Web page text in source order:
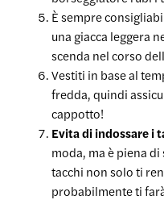
È sempre
una giacca leggera
scenda nel corso
Vestiti in base al
fredda, quindi
cappotto!
Evita di indossare i
moda, ma è piena
tacchi non solo ti
probabilmente ti